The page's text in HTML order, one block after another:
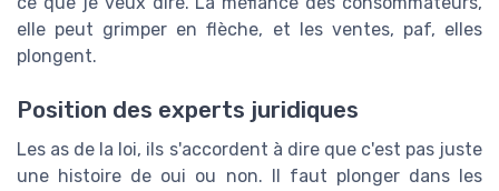
elle peut grimper en flèche, et les ventes, paf, elles
plongent.
Position des experts juridiques
Les as de la loi, ils s'accordent à dire que c'est pas juste
une histoire de oui ou non. Il faut plonger dans les